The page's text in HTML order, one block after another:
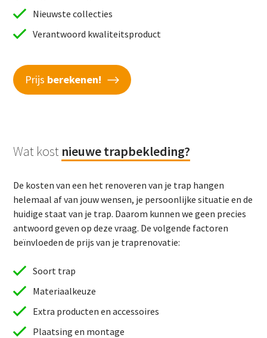
Nieuwste collecties
Verantwoord kwaliteitsproduct
Prijs berekenen!
Wat kost nieuwe trapbekleding?
De kosten van een het renoveren van je trap hangen
helemaal af van jouw wensen, je persoonlijke situatie en de
huidige staat van je trap. Daarom kunnen we geen precies
antwoord geven op deze vraag. De volgende factoren
beïnvloeden de prijs van je traprenovatie:
Soort trap
Materiaalkeuze
Extra producten en accessoires
Plaatsing en montage